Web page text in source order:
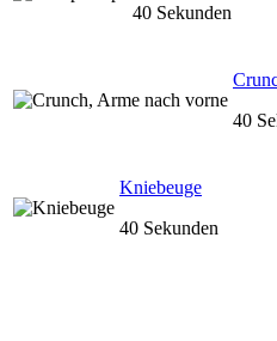
40 Sekunden
40
Kniebeuge
40 Sekunden